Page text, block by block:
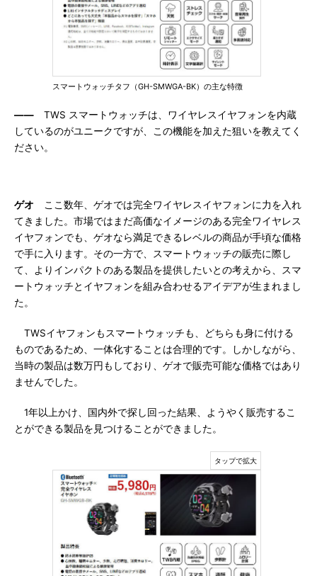
スマートウォッチタフ（GH-SMWGA-BK）の主な特徴
―― TWS スマートウォッチは、ワイヤレスイヤフォンを内蔵
しているのがユニークですが、この機能を加えた狙いを教えてく
ださい。
ゲオ ここ数年、ゲオでは完全ワイヤレスイヤフォンに力を入れ
てきました。市場ではまだ高価なイメージのある完全ワイヤレス
イヤフォンでも、ゲオなら満足できるレベルの商品が手頃な価格
で手に入ります。その一方で、スマートウォッチの販売に際し
て、よりインパクトのある製品を提供したいとの考えから、スマ
ートウォッチとイヤフォンを組み合わせるアイデアが生まれまし
た。
TWSイヤフォンもスマートウォッチも、どちらも身に付ける
ものであるため、一体化することは合理的です。しかしながら、
当時の製品は数万円もしており、ゲオで販売可能な価格ではあり
ませんでした。
1年以上かけ、国内外で探し回った結果、ようやく販売するこ
とができる製品を見つけることができました。